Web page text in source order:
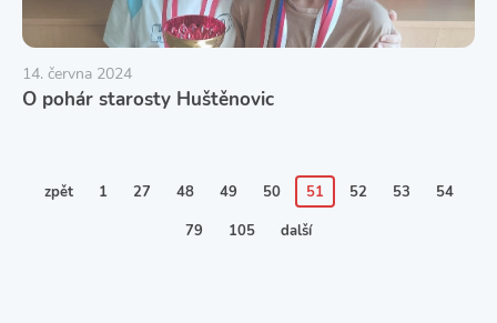
14. června 2024
O pohár starosty Huštěnovic
zpět 1 27 48 49 50 51 52 53 54
79 105 další